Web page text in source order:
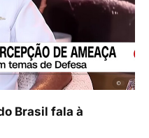
Brasil fala à